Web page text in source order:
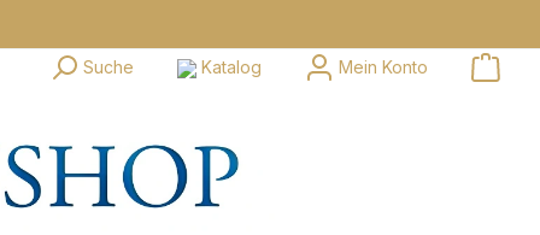
Suche Katalog Mein Konto